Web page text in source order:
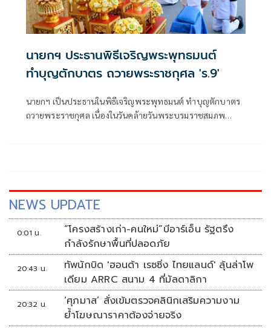
นายกฯ ประธานพิธีเจริญพระพุทธมนต์
ทำบุญตักบาตร ถวายพระราชกุศล 'ร.9'
นายกฯ เป็นประธานในพิธีเจริญพระพุทธมนต์ ทำบุญตักบาตร
ถวายพระราชกุศล เนื่องในวันคล้ายวันพระบรมราชสมภพ
NEWS UPDATE
0:01 น.
“โครงสร้างเก่า-คนใหม่”บีอาร์เอ็น รัฐตรึง
กำลังรักษาพื้นที่ปลอดภัย
20:43 น.
ทัพนักบิด 'ฮอนด้า เรซซิ่ง ไทยแลนด์' ลุ้นล่าโพ
เดียม ARRC สนาม 4 ที่มัลดาลิกา
20:32 น.
‘ศุภมาส’ สั่งเข้มตรวจคลินิกเสริมความงาม
ย้ำโฆษณาราคาต้องจ่ายจริง